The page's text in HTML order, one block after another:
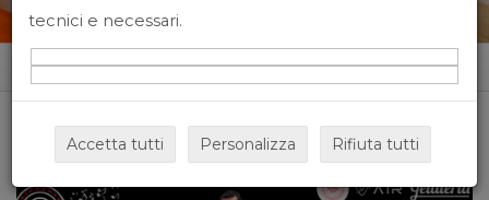
Home News&events
tecnici e necessari.
Accetta tutti Personalizza Rifiuta tutti